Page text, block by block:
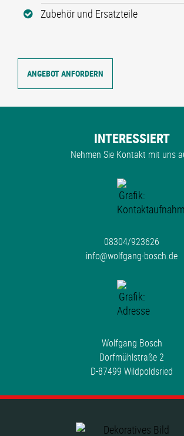
Zubehör und Ersatzteile
ANGEBOT ANFORDERN
INTERESSIERT
Nehmen Sie Kontakt mit uns
08304/923626
info@wolfgang-bosch.de
Wolfgang Bosch
Dorfmühlstraße 2
D-87499 Wildpoldsried